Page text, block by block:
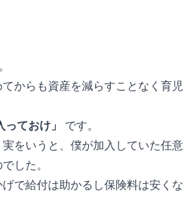
からも資産を減らすことなく育児
ておけ」
です。
をいうと、僕が加入していた任意
した。
で給付は助かるし保険料は安くな